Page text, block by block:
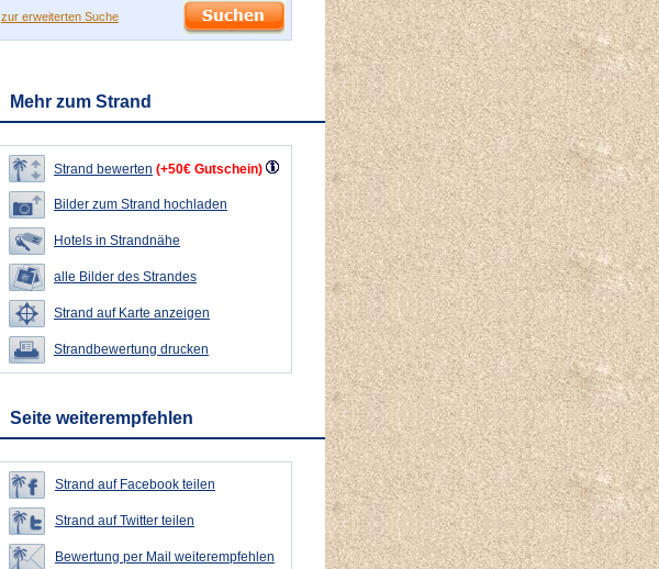
zur erweiterten Suche
Mehr zum Strand
Strand bewerten (+50€ Gutschein)
Bilder zum Strand hochladen
Hotels in Strandnähe
alle Bilder des Strandes
Strand auf Karte anzeigen
Strandbewertung drucken
Seite weiterempfehlen
Strand auf Facebook teilen
Strand auf Twitter teilen
Bewertung per Mail weiterempfehlen